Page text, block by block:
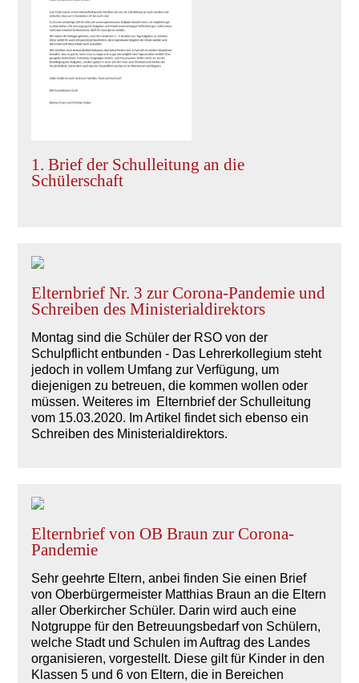
1. Brief der Schulleitung an die
Schülerschaft
Elternbrief Nr. 3 zur Corona-Pandemie und
Schreiben des Ministerialdirektors
Montag sind die Schüler der RSO von der
Schulpflicht entbunden - Das Lehrerkollegium steht
jedoch in vollem Umfang zur Verfügung, um
diejenigen zu betreuen, die kommen wollen oder
müssen. Weiteres im Elternbrief der Schulleitung
vom 15.03.2020. Im Artikel findet sich ebenso ein
Schreiben des Ministerialdirektors.
Elternbrief von OB Braun zur Corona-
Pandemie
Sehr geehrte Eltern, anbei finden Sie einen Brief
von Oberbürgermeister Matthias Braun an die Eltern
aller Oberkircher Schüler. Darin wird auch eine
Notgruppe für den Betreuungsbedarf von Schülern,
welche Stadt und Schulen im Auftrag des Landes
organisieren, vorgestellt. Diese gilt für Kinder in den
Klassen 5 und 6 von Eltern, die in Bereichen